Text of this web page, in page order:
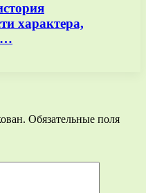
характера,
Обязательные поля